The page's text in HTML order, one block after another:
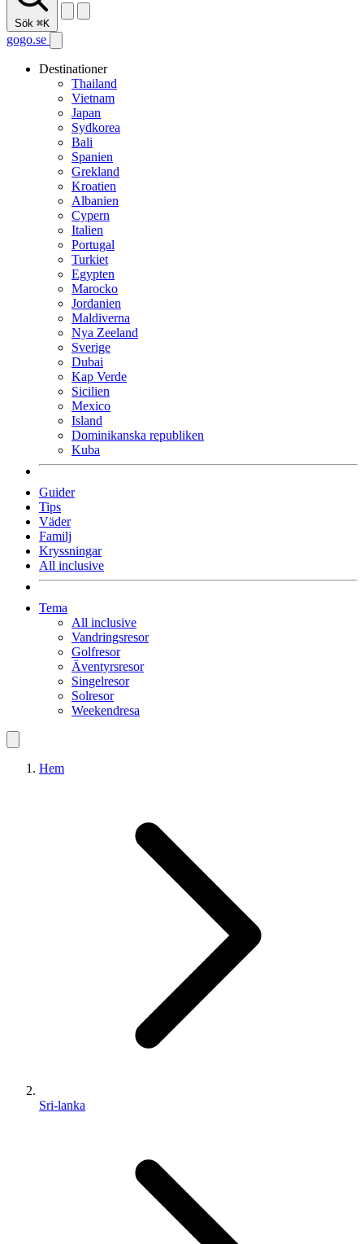
Sök ⌘K
gogo.se
Destinationer
Thailand
Vietnam
Japan
Sydkorea
Bali
Spanien
Grekland
Kroatien
Albanien
Cypern
Italien
Portugal
Turkiet
Egypten
Marocko
Jordanien
Maldiverna
Nya Zeeland
Sverige
Dubai
Kap Verde
Sicilien
Mexico
Island
Dominikanska republiken
Kuba
Guider
Tips
Väder
Familj
Kryssningar
All inclusive
Tema
All inclusive
Vandringsresor
Golfresor
Äventyrsresor
Singelresor
Solresor
Weekendresa
Hem
Sri-lanka